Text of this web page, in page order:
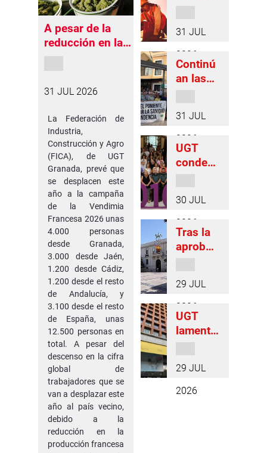
A pesar de la
reducción en la
se mantiene en
de
vendimiadores
granadinos que
se van a
desplazar al país
vecino
31 JUL 2026
La Federación de
Industria,
Construcción y Agro
(FICA), de UGT
Granada, prevé que
se desplacen este
año a la campaña
de la Vendimia
Francesa 2026 unas
4.000 personas
desde Granada,
3.000 desde Jaén,
1.200 desde Cádiz,
1.200 desde el resto
de Andalucía, y
3.100 desde el resto
de España, unas
12.500 personas en
total. A pesar del
descenso en la cifra
global de
trabajadores que se
van a desplazar este
año al país vecino,
debido a la
reducción en la
producción francesa
ciación
en la
protecci
ón de
trabajad
ores
frente al
calor en
Granada
continu
vigilante
para
que se
la
va en
esta
materia
31 JUL
2026
Continú
an las
en
Atarfe y
Santa
Fe para
r un
tercer
equipo
de
urgenci
la
ón de
los
centros
31 JUL
2026
UGT
conden
su
repulsa
en
Granada
presunt
o
asesinat
o
machist
Barcelo
pasado
30 JUL
2026
Tras la
aprobac
de
Igualda
d en el
Ayunta
de
Granada
, UGT
29 JUL
2026
UGT
lamenta
se
quede
29 JUL
2026